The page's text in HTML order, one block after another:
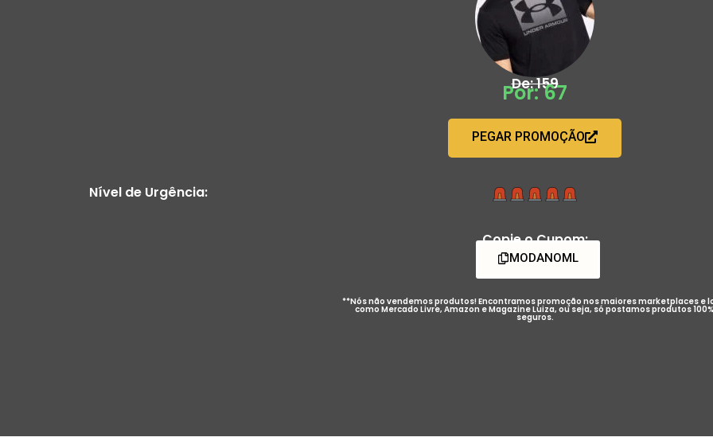
De: 159
Por: 67
PEGAR PROMOÇÃO
Nível de Urgência:
Copie o Cupom:
MODANOML
**Nós não vendemos produtos! Encontramos promoção nos maiores marketplaces e
como Mercado Livre, Amazon e Magazine Luiza, ou seja, só postamos produtos 100%
seguros.